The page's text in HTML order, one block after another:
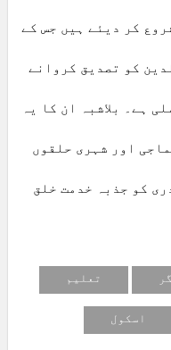
کر دیئے ہیں جس کے
کو تصدیق کروانے
ہے۔ بلاشبہ ان کا یہ
اور شہری حلقوں
کو جذبہ خدمت خلق
تعلیم
اسکول